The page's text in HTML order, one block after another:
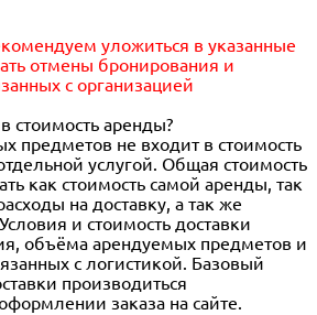
уложиться в указанные
отмены бронирования и
с организацией
стоимость аренды?
предметов не входит в стоимость
услугой. Общая стоимость
как стоимость самой аренды, так
на доставку, а так же
и стоимость доставки
объёма арендуемых предметов и
с логистикой. Базовый
производиться
заказа на сайте.